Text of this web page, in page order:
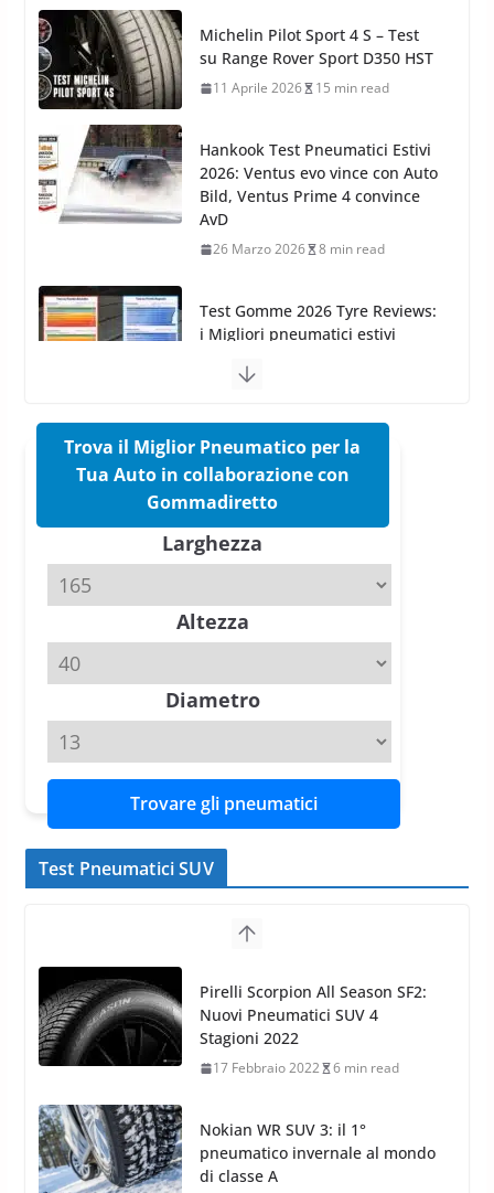
Azoto
26 Marzo 2025 2 min read
Hankook Test Pneumatici Estivi
2026: Ventus evo vince con Auto
Bild, Ventus Prime 4 convince
Test Gomme 2026 Tyre Reviews:
i Migliori pneumatici estivi
sportivi a confronto
Pirelli Cinturato 2026: due
confermano il salto tecnico del
Pirelli P Zero Trofeo RS: per
slick da battere
Michelin Pilot Sport 4 S – Test
su Range Rover Sport D350 HST
11 Aprile 2026 15 min read
Trova il Miglior Pneumatico per la
Tua Auto in collaborazione con
Gommadiretto
Larghezza
Altezza
Diametro
Trovare gli pneumatici
Test Pneumatici SUV
Nokian WR SUV 3: il 1°
pneumatico invernale al mondo
di classe A
13 Maggio 2015 2 min read
Nokian WR SUV 3: nuovi
Pneumatici Invernali HP per
condizioni invernali difficili